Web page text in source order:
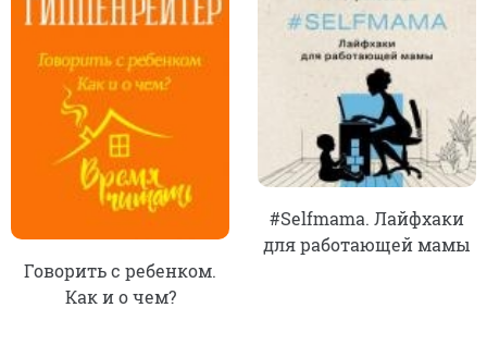
Говорить с ребенком.
Как и о чем?
#Selfmama. Лайфхаки
для работающей мамы